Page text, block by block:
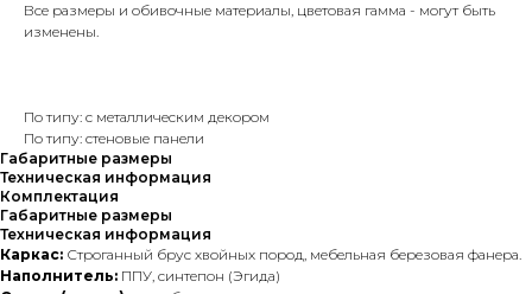
Все размеры и обивочные материалы, цветовая гамма - могут быть
изменены.
По типу: с металлическим декором
По типу: стеновые панели
Габаритные размеры
Техническая информация
Комплектация
Габаритные размеры
Техническая информация
Каркас: Строганный брус хвойных пород, мебельная березовая фанера.
Наполнитель: ППУ, синтепон (Эгида)